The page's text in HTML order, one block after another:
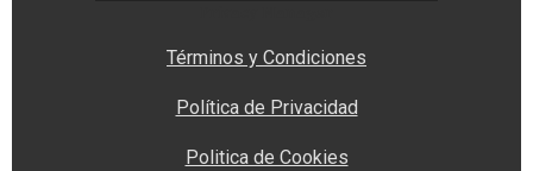
Términos y Condiciones
Política de Privacidad
Politica de Cookies